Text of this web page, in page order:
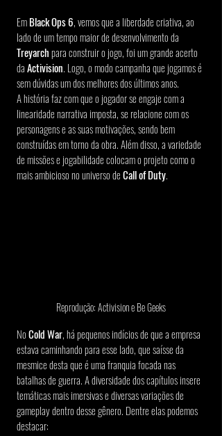
Em Black Ops 6, vemos que a liberdade criativa, ao
lado de um tempo maior de desenvolvimento da
Treyarch para construir o jogo, foi um grande acerto
da Activision. Logo, o modo campanha que jogamos é
sem dúvidas um dos melhores dos últimos anos.
A história faz com que o jogador se engaje com a
linearidade narrativa imposta, se relacione com os
personagens e as suas motivações, sendo bem
construídas em torno da obra. Além disso, a variedade
de missões e jogabilidade colocam o projeto como o
mais ambicioso no universo de Call of Duty.
Reprodução: Activision e Be Geeks
No Cold War, há pequenos indícios de que a empresa
estava caminhando para esse lado, que saísse da
mesmice desta que é uma franquia focada nas
batalhas de guerra. A diversidade dos capítulos insere
temáticas mais imersivas e diversas variações de
gameplay dentro desse gênero. Dentre elas podemos
destacar: